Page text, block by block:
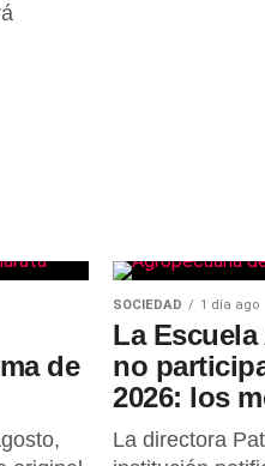
de
SOCIEDAD 1 día ago
La
no
2026: los
La directora